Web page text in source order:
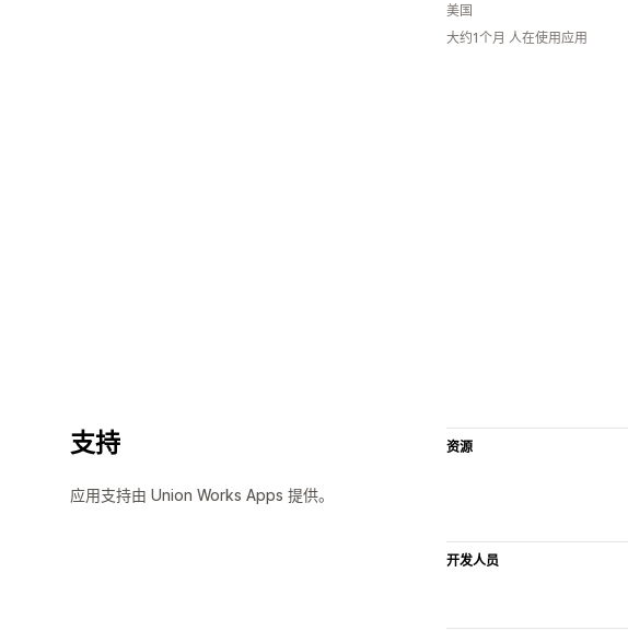
美国
大约1个月 人在使用应用
支持
应用支持由 Union Works Apps 提供。
资源
开发人员